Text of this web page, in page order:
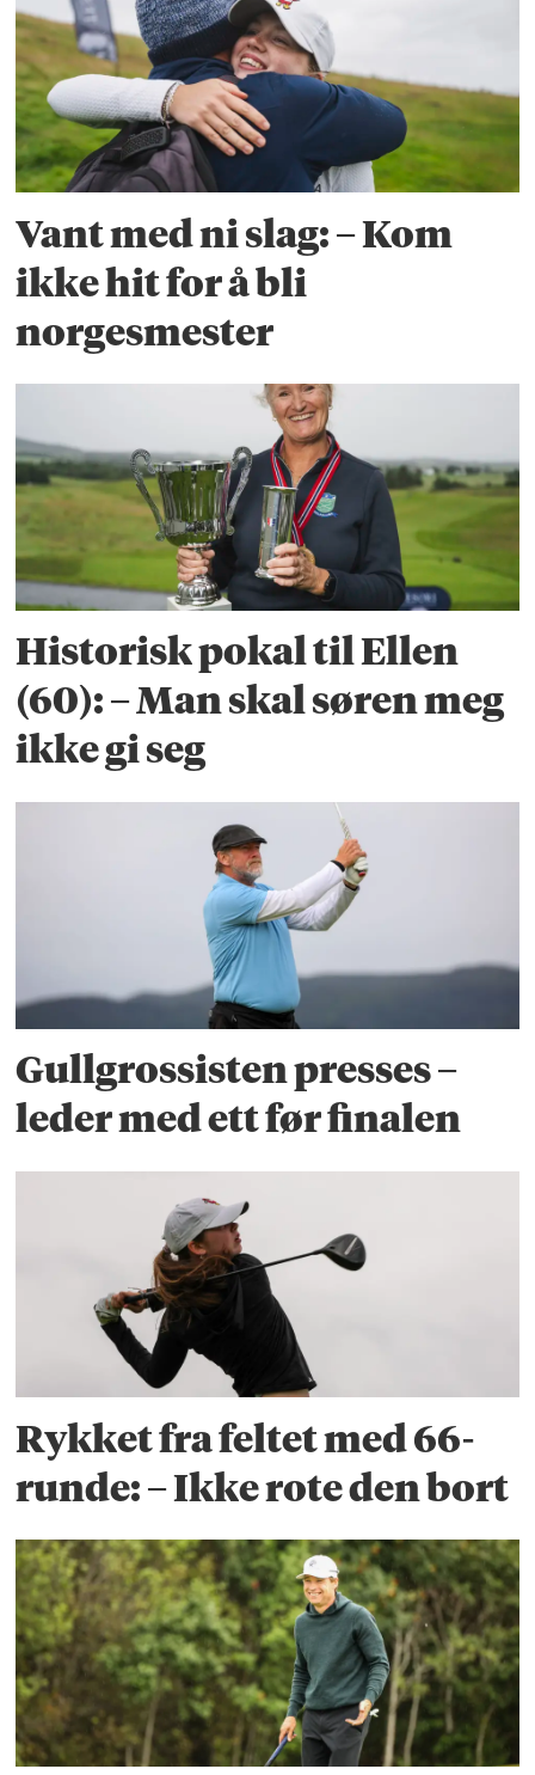
Vant med ni slag: – Kom
ikke hit for å bli
norgesmester
Historisk pokal til Ellen
(60): – Man skal søren meg
ikke gi seg
Gullgrossisten presses –
leder med ett før finalen
Rykket fra feltet med 66-
runde: – Ikke rote den bort